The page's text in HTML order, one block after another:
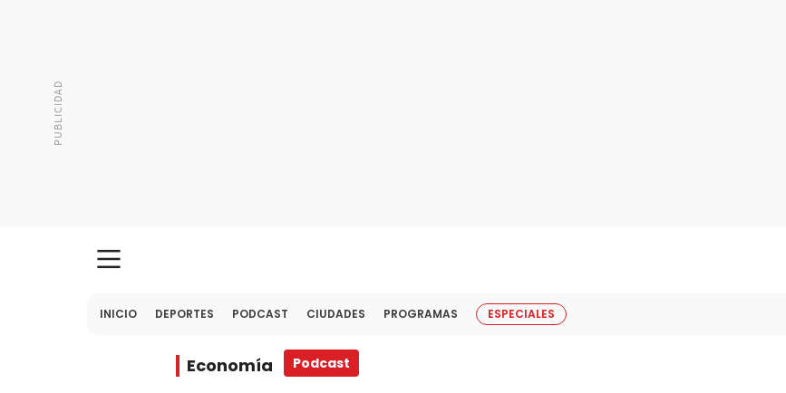
INICIO DEPORTES PODCAST CIUDADES PROGRAMAS ESPECIALES
Economía Podcast